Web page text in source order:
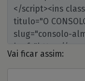
Vai ficar assim: